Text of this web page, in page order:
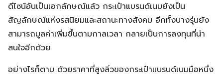
ดีไซน์อันเป็นเอกลักษณ์แล้ว กระเป๋าแบรนด์เนมยังเป็น
สัญลักษณ์แห่งรสนิยมและสถานะทางสังคม อีกทั้งบางรุ่นยัง
สามารถมูลค่าเพิ่มขึ้นตามกาลเวลา กลายเป็นการลงทุนที่น่า
สนใจอีกด้วย
อย่างไรก็ตาม ด้วยราคาที่สูงลิ่วของกระเป๋าแบรนด์เนมมือหนึ่ง